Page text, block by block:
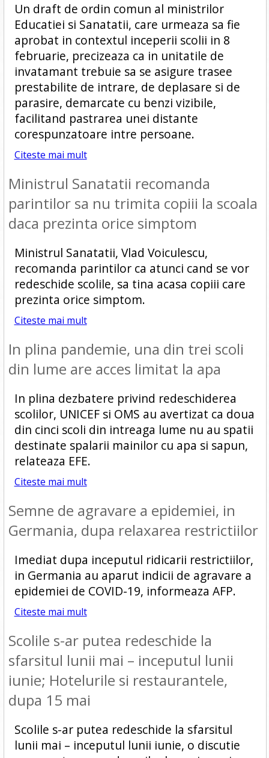
Un draft de ordin comun al ministrilor
Educatiei si Sanatatii, care urmeaza sa fie
aprobat in contextul inceperii scolii in 8
februarie, precizeaza ca in unitatile de
invatamant trebuie sa se asigure trasee
prestabilite de intrare, de deplasare si de
parasire, demarcate cu benzi vizibile,
facilitand pastrarea unei distante
corespunzatoare intre persoane.
Citeste mai mult
Ministrul Sanatatii recomanda
parintilor sa nu trimita copiii la scoala
daca prezinta orice simptom
Ministrul Sanatatii, Vlad Voiculescu,
recomanda parintilor ca atunci cand se vor
redeschide scolile, sa tina acasa copiii care
prezinta orice simptom.
Citeste mai mult
In plina pandemie, una din trei scoli
din lume are acces limitat la apa
In plina dezbatere privind redeschiderea
scolilor, UNICEF si OMS au avertizat ca doua
din cinci scoli din intreaga lume nu au spatii
destinate spalarii mainilor cu apa si sapun,
relateaza EFE.
Citeste mai mult
Semne de agravare a epidemiei, in
Germania, dupa relaxarea restrictiilor
Imediat dupa inceputul ridicarii restrictiilor,
in Germania au aparut indicii de agravare a
epidemiei de COVID-19, informeaza AFP.
Citeste mai mult
Scolile s-ar putea redeschide la
sfarsitul lunii mai – inceputul lunii
iunie; Hotelurile si restaurantele,
dupa 15 mai
Scolile s-ar putea redeschide la sfarsitul
lunii mai – inceputul lunii iunie, o discutie